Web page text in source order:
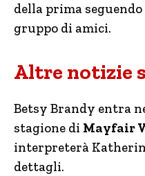
della prima
gruppo di amici.
Altre notizie
Betsy Brandy entra
stagione di Mayfair
interpreterà
dettagli.